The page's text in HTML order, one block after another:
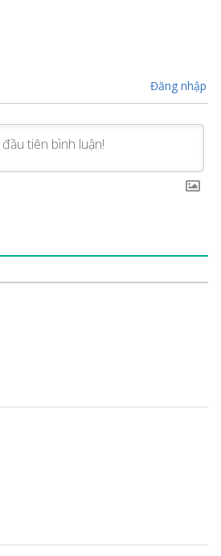
Đăng nhập